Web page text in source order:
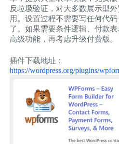
反垃圾验证，对大多数展示型
用。设置过程不需要写任何代
了。如果需要条件逻辑、付款
高级功能，再考虑升级付费版。
插件下载地址：
https://wordpress.org/plugins/